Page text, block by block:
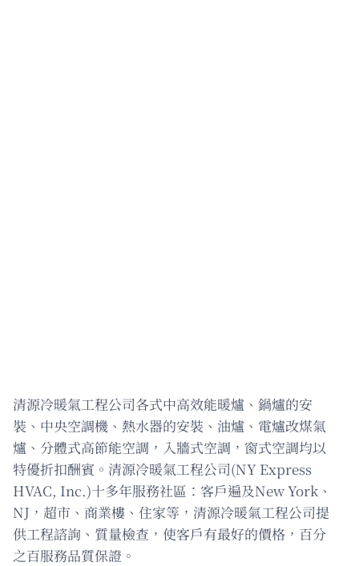
清源冷暖氣工程公司各式中高效能暖爐、鍋爐的安
裝、中央空調機、熱水器的安裝、油爐、電爐改煤氣
爐、分體式高節能空調，入牆式空調，窗式空調均以
特優折扣酬賓。清源冷暖氣工程公司(NY Express
HVAC, Inc.)十多年服務社區：客戶遍及New York、
NJ，超市、商業樓、住家等，清源冷暖氣工程公司提
供工程諮詢、質量檢查，使客戶有最好的價格，百分
之百服務品質保證。